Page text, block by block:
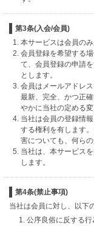
第3条(入会/会員)
本サービスは会員の
会員登録を希望する
て、会員登録の申請
とします。
会員はメールアドレ
最新、完全、かつ正
やかに当社の定める
当社は会員の登録情
する権利を有します
害についても、何ら
当社は、本サービス
します。
第4条(禁止事項)
当社は会員に対し、以下
公序良俗に反する行